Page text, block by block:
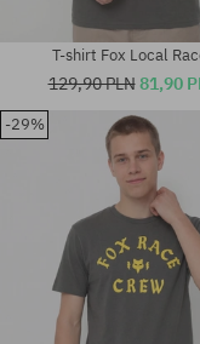
Dostępne rozmiary:
T-shirt Fox Local
129,90 PLN81,90
-29%